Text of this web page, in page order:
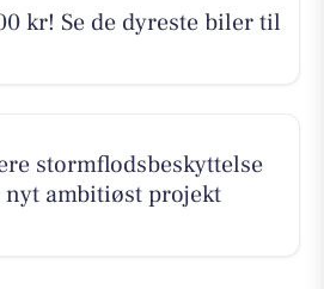
kr! Se de dyreste biler til
stormflodsbeskyttelse
ambitiøst projekt